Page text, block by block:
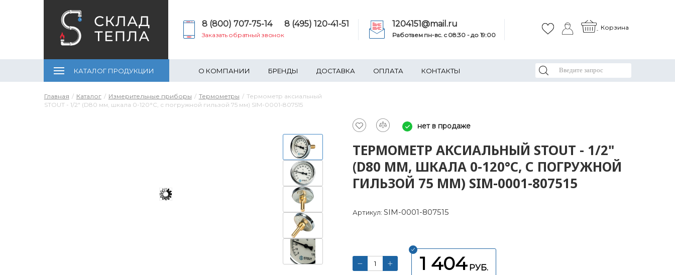
8 (800) 707-75-14 8 (495) 120-41-51
Заказать обратный звонок
1204151@mail.ru
Работаем пн-вс. c 08:30 - до 19:00
Корзина
КАТАЛОГ ПРОДУКЦИИ О КОМПАНИИ БРЕНДЫ ДОСТАВКА ОПЛАТА КОНТАКТЫ
Главная Каталог Измерительные приборы Термометры
Термометр аксиальный
STOUT - 1/2" (D80 мм, шкала 0-120°C, с погружной гильзой 75 мм) SIM-0001-807515
нет в продаже
ТЕРМОМЕТР АКСИАЛЬНЫЙ STOUT - 1/2"
(D80 ММ, ШКАЛА 0-120°C, С ПОГРУЖНОЙ
ГИЛЬЗОЙ 75 ММ) SIM-0001-807515
Артикул: SIM-0001-807515
1 404 РУБ.